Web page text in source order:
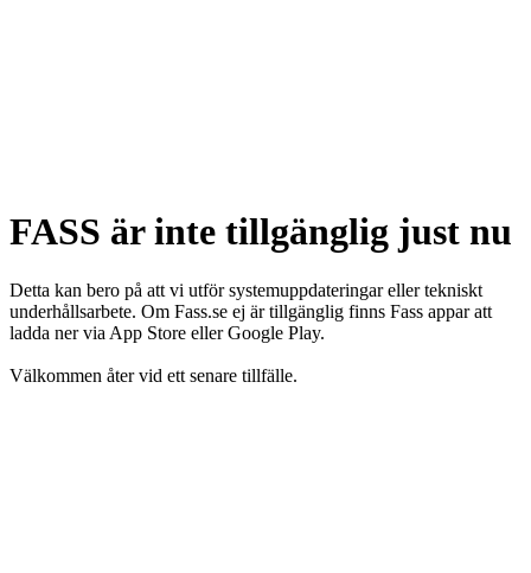
FASS är inte tillgänglig just nu
Detta kan bero på att vi utför systemuppdateringar eller tekniskt
underhållsarbete. Om Fass.se ej är tillgänglig finns Fass appar att
ladda ner via App Store eller Google Play.
Välkommen åter vid ett senare tillfälle.